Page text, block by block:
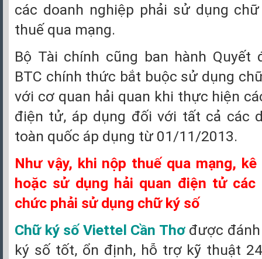
các doanh nghiệp phải sử dụng
thuế qua mạng.
Bộ Tài chính cũng ban hành Quyết
BTC chính thức bắt buộc sử dụng
với cơ quan hải quan khi thực hiện
điện tử, áp dụng đối với tất cả các
toàn quốc áp dụng từ 01/11/2013.
Như vậy, khi nộp thuế qua mạng, kê
hoặc sử dụng hải quan điện tử các
chức phải sử dụng chữ ký số
Chữ ký số Viettel Cần Thơđược đánh
ký số tốt, ổn định, hỗ trợ kỹ thuật